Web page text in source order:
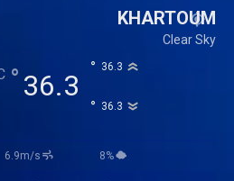
KHARTOUM
Clear Sky
36.3
° 36.3
°
36.3
°
6.9m/s 8%